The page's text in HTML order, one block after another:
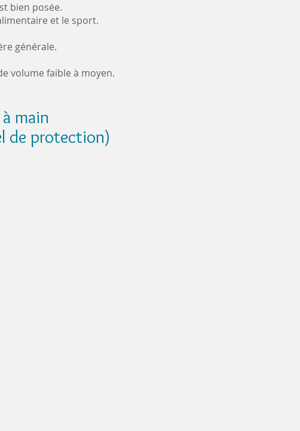
bien posée.
et le sport.
générale.
volume faible à moyen.
main
de protection)